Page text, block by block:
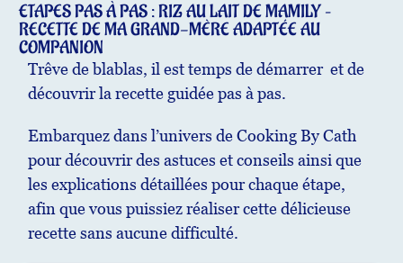
ETAPES PAS À PAS : RIZ AU LAIT DE MAMILY –
RECETTE DE MA GRAND-MÈRE ADAPTÉE AU
COMPANION
Trêve de blablas, il est temps de démarrer et de
découvrir la recette guidée pas à pas.
Embarquez dans l’univers de Cooking By Cath
pour découvrir des astuces et conseils ainsi que
les explications détaillées pour chaque étape,
afin que vous puissiez réaliser cette délicieuse
recette sans aucune difficulté.